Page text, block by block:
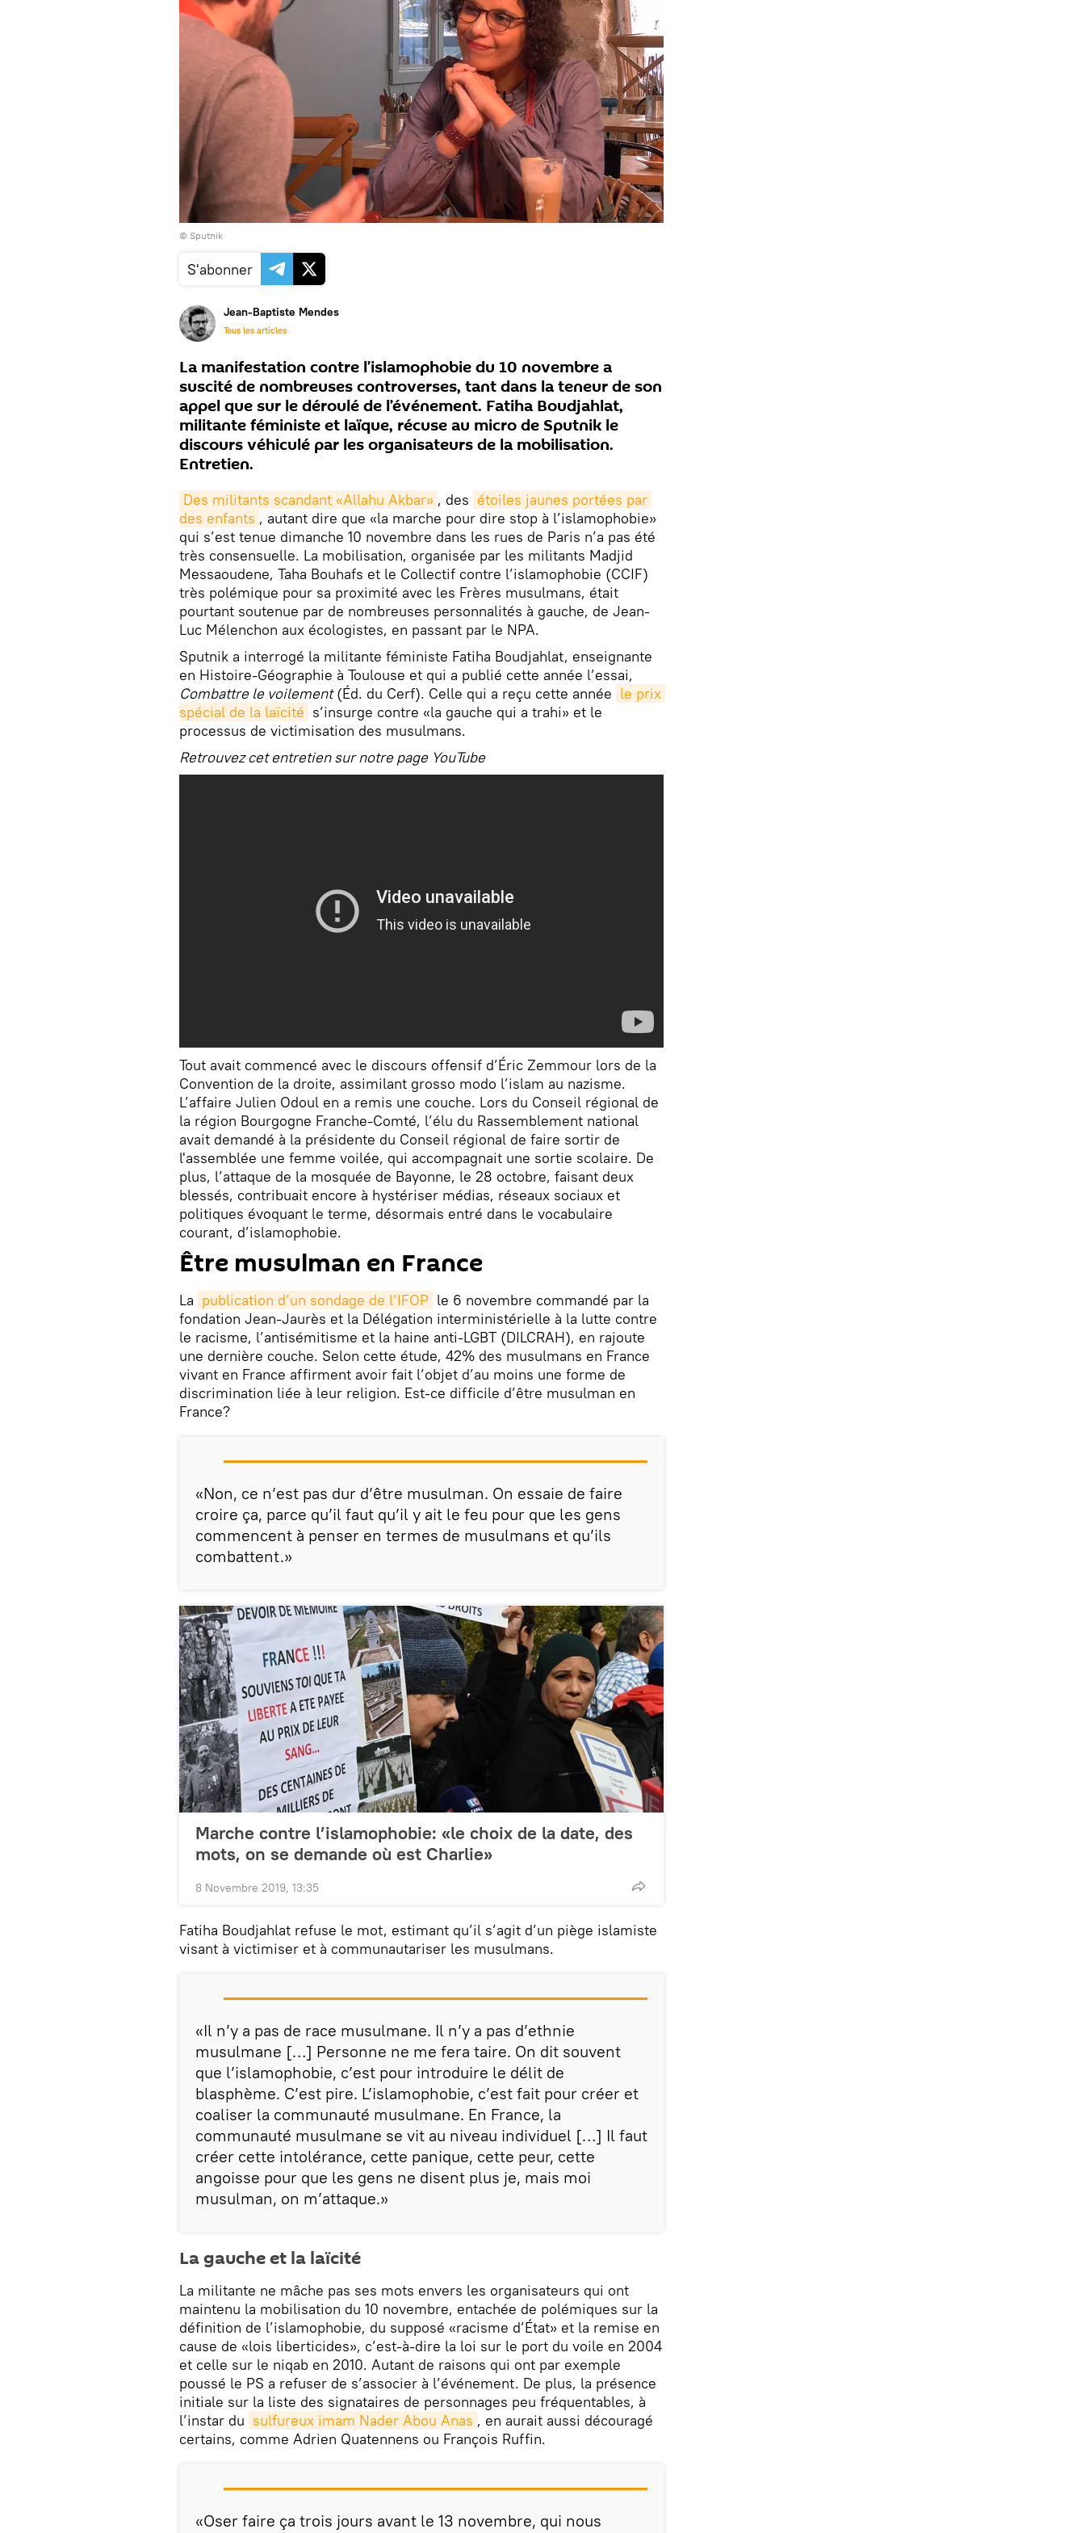
© Sputnik
S'abonner
Jean-Baptiste Mendes
Tous les articles
La manifestation contre l’islamophobie du 10 novembre a
suscité de nombreuses controverses, tant dans la teneur de son
appel que sur le déroulé de l’événement. Fatiha Boudjahlat,
militante féministe et laïque, récuse au micro de Sputnik le
discours véhiculé par les organisateurs de la mobilisation.
Entretien.
Des militants scandant «Allahu Akbar» , des étoiles jaunes portées par
des enfants , autant dire que «la marche pour dire stop à l’islamophobie»
qui s’est tenue dimanche 10 novembre dans les rues de Paris n’a pas été
très consensuelle. La mobilisation, organisée par les militants Madjid
Messaoudene, Taha Bouhafs et le Collectif contre l’islamophobie (CCIF)
très polémique pour sa proximité avec les Frères musulmans, était
pourtant soutenue par de nombreuses personnalités à gauche, de Jean-
Luc Mélenchon aux écologistes, en passant par le NPA.
Sputnik a interrogé la militante féministe Fatiha Boudjahlat, enseignante
en Histoire-Géographie à Toulouse et qui a publié cette année l’essai,
Combattre le voilement(Éd. du Cerf). Celle qui a reçu cette année le prix
spécial de la laïcité s’insurge contre «la gauche qui a trahi» et le
processus de victimisation des musulmans.
Retrouvez cet entretien sur notre page YouTube
Tout avait commencé avec le discours offensif d’Éric Zemmour lors de la
Convention de la droite, assimilant grosso modo l’islam au nazisme.
L’affaire Julien Odoul en a remis une couche. Lors du Conseil régional de
la région Bourgogne Franche-Comté, l’élu du Rassemblement national
avait demandé à la présidente du Conseil régional de faire sortir de
l'assemblée une femme voilée, qui accompagnait une sortie scolaire. De
plus, l’attaque de la mosquée de Bayonne, le 28 octobre, faisant deux
blessés, contribuait encore à hystériser médias, réseaux sociaux et
politiques évoquant le terme, désormais entré dans le vocabulaire
courant, d’islamophobie.
Être musulman en France
La publication d’un sondage de l’IFOP le 6 novembre commandé par la
fondation Jean-Jaurès et la Délégation interministérielle à la lutte contre
le racisme, l’antisémitisme et la haine anti-LGBT (DILCRAH), en rajoute
une dernière couche. Selon cette étude, 42% des musulmans en France
vivant en France affirment avoir fait l’objet d’au moins une forme de
discrimination liée à leur religion. Est-ce difficile d’être musulman en
France?
«Non, ce n’est pas dur d’être musulman. On essaie de faire
croire ça, parce qu’il faut qu’il y ait le feu pour que les gens
commencent à penser en termes de musulmans et qu’ils
combattent.»
Marche contre l’islamophobie: «le choix de la date, des
mots, on se demande où est Charlie»
8 Novembre 2019, 13:35
Fatiha Boudjahlat refuse le mot, estimant qu’il s’agit d’un piège islamiste
visant à victimiser et à communautariser les musulmans.
«Il n’y a pas de race musulmane. Il n’y a pas d’ethnie
musulmane […] Personne ne me fera taire. On dit souvent
que l’islamophobie, c’est pour introduire le délit de
blasphème. C’est pire. L’islamophobie, c’est fait pour créer et
coaliser la communauté musulmane. En France, la
communauté musulmane se vit au niveau individuel […] Il faut
créer cette intolérance, cette panique, cette peur, cette
angoisse pour que les gens ne disent plus je, mais moi
musulman, on m’attaque.»
La gauche et la laïcité
La militante ne mâche pas ses mots envers les organisateurs qui ont
maintenu la mobilisation du 10 novembre, entachée de polémiques sur la
définition de l’islamophobie, du supposé «racisme d’État» et la remise en
cause de «lois liberticides», c’est-à-dire la loi sur le port du voile en 2004
et celle sur le niqab en 2010. Autant de raisons qui ont par exemple
poussé le PS a refuser de s’associer à l’événement. De plus, la présence
initiale sur la liste des signataires de personnages peu fréquentables, à
l’instar du sulfureux imam Nader Abou Anas , en aurait aussi découragé
certains, comme Adrien Quatennens ou François Ruffin.
«Oser faire ça trois jours avant le 13 novembre, qui nous